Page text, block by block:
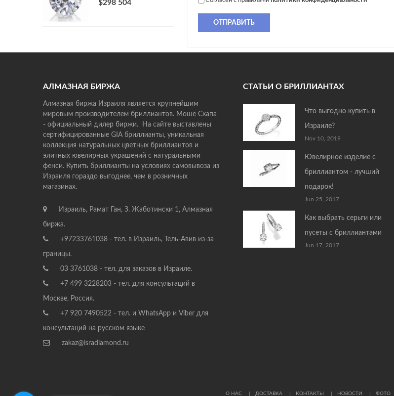
$298 504
ОТПРАВИТЬ
АЛМАЗНАЯ БИРЖА
Алмазная биржа Израиля является крупнейшим
мировым производителем бриллиантов. Моше Скапа
- официальный дилер биржи. На сайте выставлены
сертифицированные GIA бриллианты, уникальная
коллекция натуральных цветных бриллиантов и
элитных ювелирных украшений с натуральными
фенси. Купить бриллианты на условиях самовывоза из
Израиля гораздо выгоднее, чем в розничных
магазинах.
Израиль, Рамат Ган, З. Жаботински 1, Алмазная
биржа.
+97233761038 - тел. в Израиль, Тель-Авив из-за
границы.
03 3761038 - тел. для заказов в Израиле.
+7 499 3228203 - тел. для консультаций в
Москве, Россия.
+7 920 7490522 - тел. и WhatsApp и Viber для
консультаций на русском языке
zakaz@isradiamond.ru
СТАТЬИ О БРИЛЛИАНТАХ
Что выгодно купить в
Израиле?
Nov 10, 2019
Ювелирное изделие с
бриллиантом - лучший
подарок!
Jun 25, 2017
Как выбрать серьги или
пусеты с бриллиантами
Jun 17, 2017
О НАС ДОСТАВКА КОНТАКТЫ НОВОСТИ ФОТО